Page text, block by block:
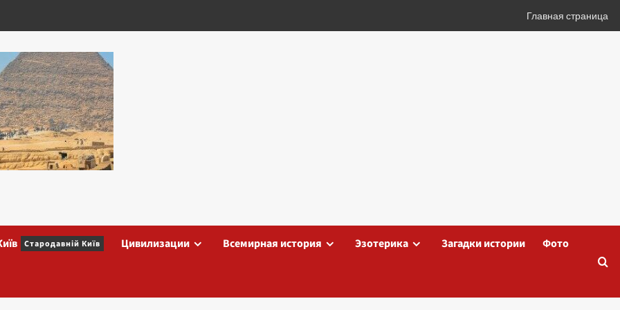
Главная страница
Стародавній Київ Цивилизации Всемирная история Эзотерика Загадки истории Фото